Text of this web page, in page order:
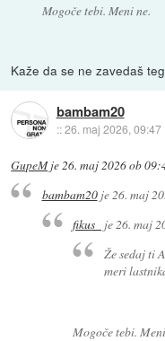
Mogoče tebi. Meni ne.
Kaže da se ne zavedaš
bambam20
::26. maj 2026, 09:47
GupeMje 26. maj 2026 ob
bambam20je26. maj
fikus_ je 26. maj
Že sedaj ti
meri
Mogoče tebi.